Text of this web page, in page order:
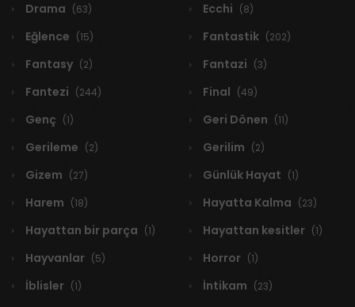
Drama (63) Ecchi (8)
Eğlence (15) Fantastik (202)
Fantasy (2) Fantazi (3)
Fantezi (244) Final (49)
Genç (1) Geri Dönen (11)
Gerileme (2) Gerilim (2)
Gizem (27) Günlük Hayat (1)
Harem (18) Hayatta Kalma (23)
Hayattan bir parça (1) Hayattan kesitler (1)
Hayvanlar (5) Horror (1)
İblisler (1) İntikam (23)